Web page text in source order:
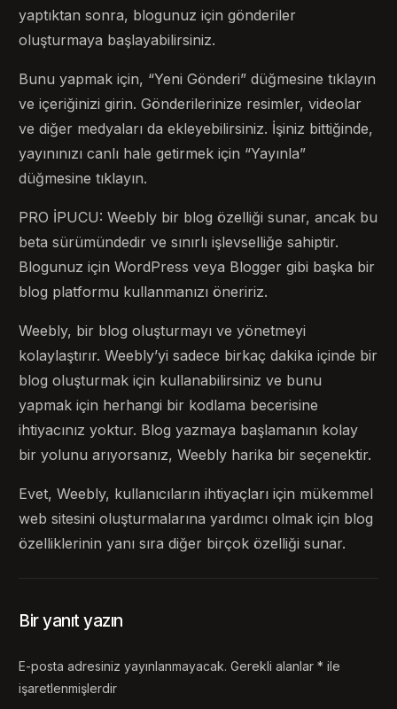
yaptıktan sonra, blogunuz için gönderiler
oluşturmaya başlayabilirsiniz.
Bunu yapmak için, “Yeni Gönderi” düğmesine tıklayın
ve içeriğinizi girin. Gönderilerinize resimler, videolar
ve diğer medyaları da ekleyebilirsiniz. İşiniz bittiğinde,
yayınınızı canlı hale getirmek için “Yayınla”
düğmesine tıklayın.
PRO İPUCU: Weebly bir blog özelliği sunar, ancak bu
beta sürümündedir ve sınırlı işlevselliğe sahiptir.
Blogunuz için WordPress veya Blogger gibi başka bir
blog platformu kullanmanızı öneririz.
Weebly, bir blog oluşturmayı ve yönetmeyi
kolaylaştırır. Weebly’yi sadece birkaç dakika içinde bir
blog oluşturmak için kullanabilirsiniz ve bunu
yapmak için herhangi bir kodlama becerisine
ihtiyacınız yoktur. Blog yazmaya başlamanın kolay
bir yolunu arıyorsanız, Weebly harika bir seçenektir.
Evet, Weebly, kullanıcıların ihtiyaçları için mükemmel
web sitesini oluşturmalarına yardımcı olmak için blog
özelliklerinin yanı sıra diğer birçok özelliği sunar.
Bir yanıt yazın
E-posta adresiniz yayınlanmayacak. Gerekli alanlar* ile
işaretlenmişlerdir